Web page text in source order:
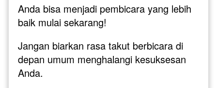
Anda bisa menjadi pembicara yang lebih
baik mulai sekarang!
Jangan biarkan rasa takut berbicara di
depan umum menghalangi kesuksesan
Anda.